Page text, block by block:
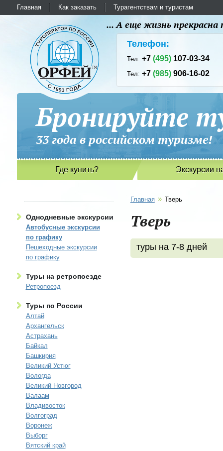
Главная Как заказать Турагентствам и туристам
... А еще жизнь
Телефон:
Тел:+7(495) 107-03-34
Тел:+7(985) 906-16-02
Бронируйте
33 года в российском
Где купить? Экскурсии
Однодневные экскурсии
Автобусные экскурсии
по графику
Пешеходные экскурсии
по графику
Туры на ретропоезде
Ретропоезд
Туры по России
Алтай
Архангельск
Астрахань
Байкал
Башкирия
Великий Устюг
Вологда
Великий Новгород
Валаам
Владивосток
Волгоград
Воронеж
Выборг
Вятский край
Главная » Тверь
Тверь
туры на 7-8 дней